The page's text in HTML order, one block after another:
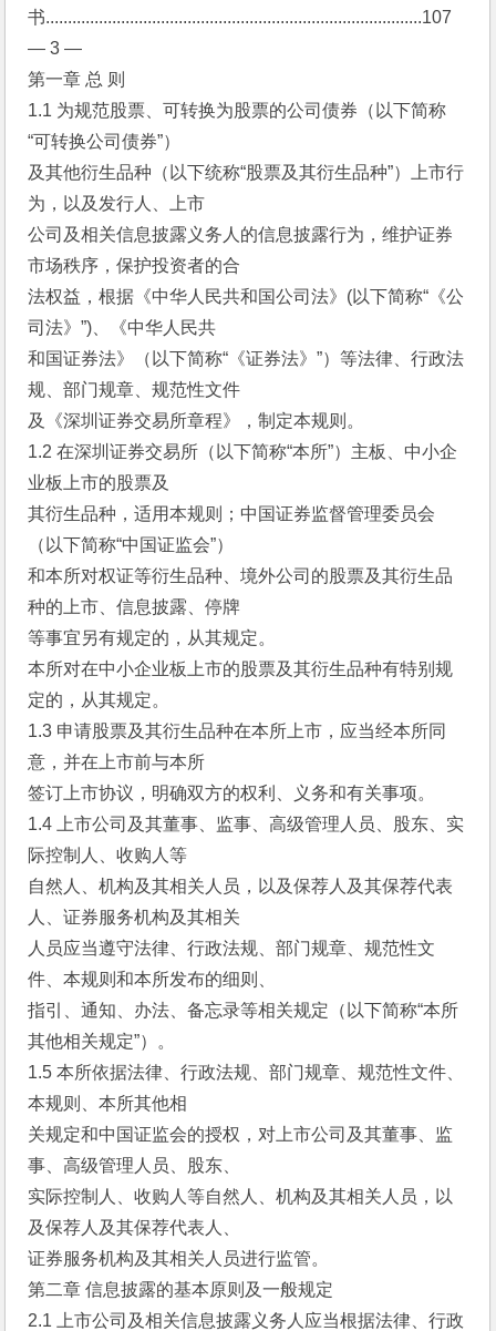
书.....................................................................................107
— 3 —
第一章 总 则
1.1 为规范股票、可转换为股票的公司债券（以下简称
“可转换公司债券”）
及其他衍生品种（以下统称“股票及其衍生品种”）上市行
为，以及发行人、上市
公司及相关信息披露义务人的信息披露行为，维护证券
市场秩序，保护投资者的合
法权益，根据《中华人民共和国公司法》(以下简称“《公
司法》”)、《中华人民共
和国证券法》（以下简称“《证券法》”）等法律、行政法
规、部门规章、规范性文件
及《深圳证券交易所章程》，制定本规则。
1.2 在深圳证券交易所（以下简称“本所”）主板、中小企
业板上市的股票及
其衍生品种，适用本规则；中国证券监督管理委员会
（以下简称“中国证监会”）
和本所对权证等衍生品种、境外公司的股票及其衍生品
种的上市、信息披露、停牌
等事宜另有规定的，从其规定。
本所对在中小企业板上市的股票及其衍生品种有特别规
定的，从其规定。
1.3 申请股票及其衍生品种在本所上市，应当经本所同
意，并在上市前与本所
签订上市协议，明确双方的权利、义务和有关事项。
1.4 上市公司及其董事、监事、高级管理人员、股东、实
际控制人、收购人等
自然人、机构及其相关人员，以及保荐人及其保荐代表
人、证券服务机构及其相关
人员应当遵守法律、行政法规、部门规章、规范性文
件、本规则和本所发布的细则、
指引、通知、办法、备忘录等相关规定（以下简称“本所
其他相关规定”）。
1.5 本所依据法律、行政法规、部门规章、规范性文件、
本规则、本所其他相
关规定和中国证监会的授权，对上市公司及其董事、监
事、高级管理人员、股东、
实际控制人、收购人等自然人、机构及其相关人员，以
及保荐人及其保荐代表人、
证券服务机构及其相关人员进行监管。
第二章 信息披露的基本原则及一般规定
2.1 上市公司及相关信息披露义务人应当根据法律、行政